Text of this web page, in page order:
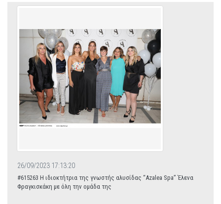
26/09/2023 17:13:20
#615263 Η ιδιοκτήτρια της γνωστής αλυσίδας “Azalea Spa” Έλενα
Φραγκισκάκη με όλη την ομάδα της